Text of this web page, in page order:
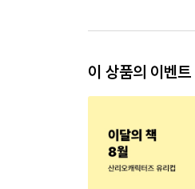
이 상품의 이벤트